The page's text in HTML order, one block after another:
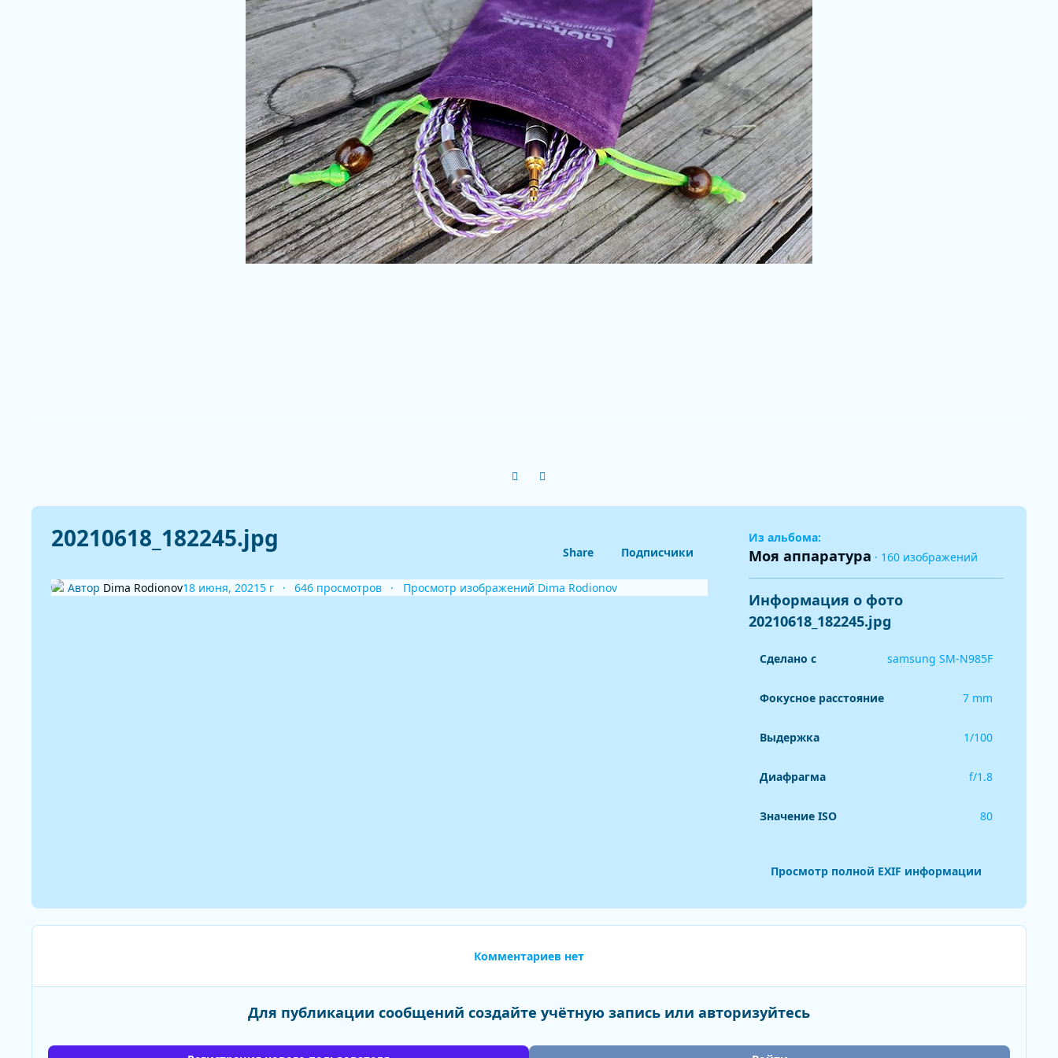
Previous carousel slide
Next carousel slide
20210618_182245.jpg Share Подписчики
Автор Dima Rodionov18 июня, 20215 г 646 просмотров Просмотр изображений Dima Rodionov
Из альбома:
Моя аппаратура · 160 изображений
Информация о фото
20210618_182245.jpg
Сделано с samsung SM-N985F
Фокусное расстояние 7 mm
Выдержка 1/100
Диафрагма f/1.8
Значение ISO 80
Просмотр полной EXIF информации
Комментариев нет
Для публикации сообщений создайте учётную запись или авторизуйтесь